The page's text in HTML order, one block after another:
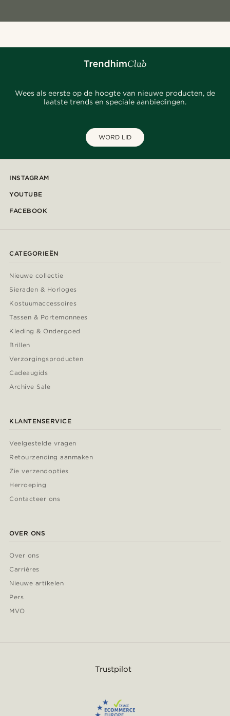
Wees als eerste op de hoogte van nieuwe producten, de
laatste trends en speciale aanbiedingen.
WORD LID
INSTAGRAM
YOUTUBE
FACEBOOK
CATEGORIEËN
Nieuwe collectie
Sieraden & Horloges
Kostuumaccessoires
Tassen & Portemonnees
Kleding & Ondergoed
Brillen
Verzorgingsproducten
Cadeaugids
Archive Sale
KLANTENSERVICE
Veelgestelde vragen
Retourzending aanmaken
Zie verzendopties
Herroeping
Contacteer ons
OVER ONS
Over ons
Carrières
Nieuwe artikelen
Pers
MVO
Trustpilot